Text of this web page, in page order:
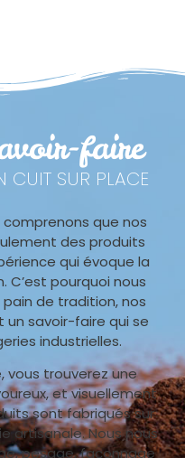
faire
CUIT SUR PLACE
que nos
des produits
qui évoque la
pourquoi nous
de tradition, nos
un savoir-faire qui se
industrielles.
vous trouverez une
et visuellement
sont fabriqués sur
artisanale. Nous nous
pesage, façonnage